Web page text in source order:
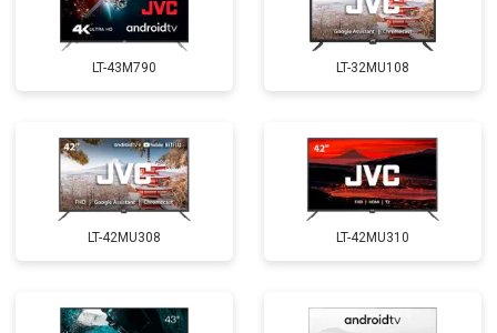
LT-43M790 LT-32MU108
LT-42MU308 LT-42MU310